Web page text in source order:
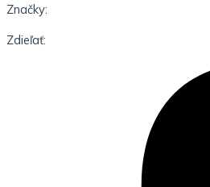
Značky:
Zdieľať: